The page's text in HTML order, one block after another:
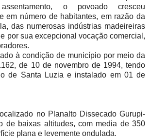
o povoado cresceu
em número de habitantes, em razão da
das numerosas indústrias madeireiras
por sua excepcional vocação comercial,
à condição de município por meio da
de 10 de novembro de 1994, tendo
de Santa Luzia e instalado em 01 de
no Planalto Dissecado Gurupi-
de baixas altitudes, com media de 350
plana e levemente ondulada.